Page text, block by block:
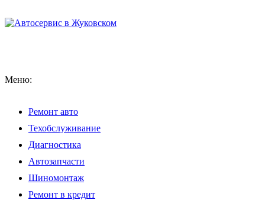
Меню:
Ремонт авто
Техобслуживание
Диагностика
Автозапчасти
Шиномонтаж
Ремонт в кредит